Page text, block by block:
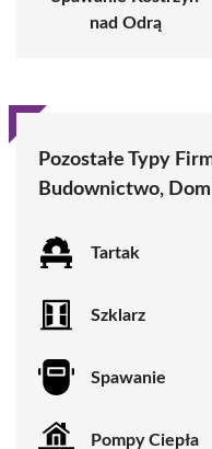
nad Odrą
Pozostałe Typy
Budownictwo,
Tartak
Szklarz
Spawanie
Pompy Ciepła